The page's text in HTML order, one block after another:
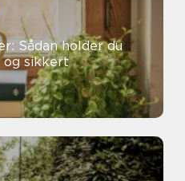
Sådan holder du
sikkert